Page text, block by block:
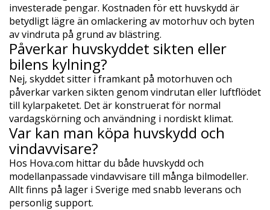
investerade pengar. Kostnaden för ett huvskydd är
betydligt lägre än omlackering av motorhuv och byten
av vindruta på grund av blästring.
Påverkar huvskyddet sikten eller
bilens kylning?
Nej, skyddet sitter i framkant på motorhuven och
påverkar varken sikten genom vindrutan eller luftflödet
till kylarpaketet. Det är konstruerat för normal
vardagskörning och användning i nordiskt klimat.
Var kan man köpa huvskydd och
vindavvisare?
Hos Hova.com hittar du både huvskydd och
modellanpassade vindavvisare till många bilmodeller.
Allt finns på lager i Sverige med snabb leverans och
personlig support.